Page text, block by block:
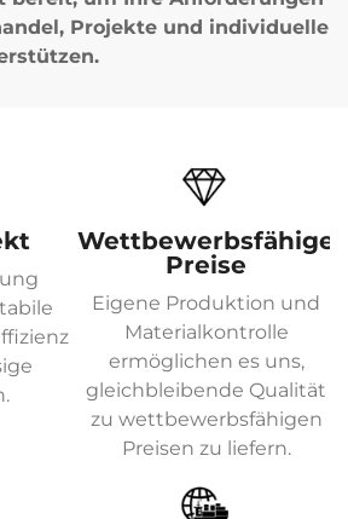
Projekte und individuelle
Wettbewerbsfähige
Preise
Eigene Produktion und
Materialkontrolle
ermöglichen es uns,
gleichbleibende Qualität
zu wettbewerbsfähigen
Preisen zu liefern.